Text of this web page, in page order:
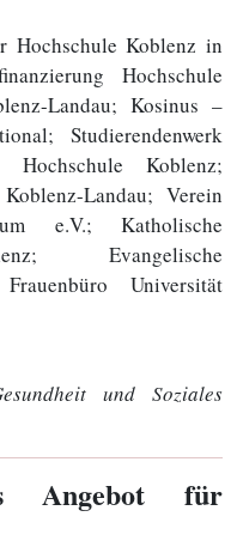
Hochschule Koblenz in
Hochschule
Landau; Kosinus –
Studierendenwerk
Koblenz;
Landau; Verein
e.V.; Katholische
Evangelische
Universität
und Soziales
Angebot für